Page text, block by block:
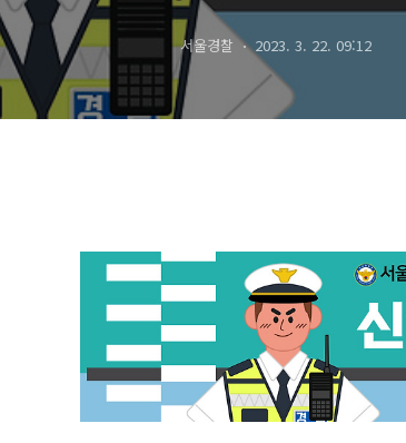
서울경찰 2023. 3. 22. 09:12